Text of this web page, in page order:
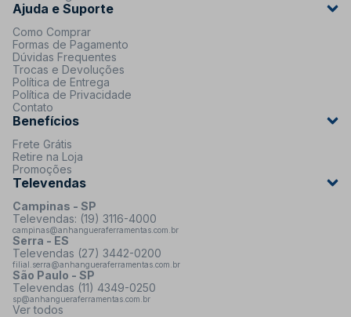
Ajuda e Suporte
Como Comprar
Formas de Pagamento
Dúvidas Frequentes
Trocas e Devoluções
Política de Entrega
Política de Privacidade
Contato
Benefícios
Frete Grátis
Retire na Loja
Promoções
Televendas
Campinas - SP
Televendas: (19) 3116-4000
campinas@anhangueraferramentas.com.br
Serra - ES
Televendas (27) 3442-0200
filial.serra@anhangueraferramentas.com.br
São Paulo - SP
Televendas (11) 4349-0250
sp@anhangueraferramentas.com.br
Ver todos